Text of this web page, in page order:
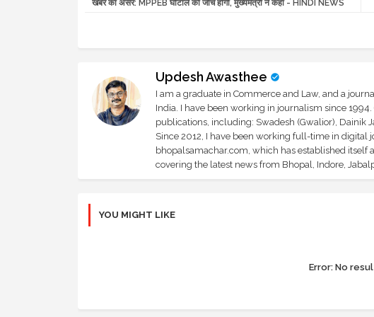
खबर का असर: MPPEB घोटाले की जांच होगी, मुख्यमंत्री ने कहा - HINDI NEWS
Updesh Awasthee
I am a graduate in Commerce and Law, and a
India. I have been working in journalism since
publications, including: Swadesh (Gwalior), Dainik
Since 2012, I have been working full-time in
bhopalsamachar.com, which has established itself
covering the latest news from Bhopal, Indore,
YOU MIGHT LIKE
Error:No